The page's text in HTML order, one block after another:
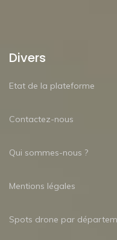
Divers
Etat de la plateforme
Contactez-nous
Qui sommes-nous ?
Mentions légales
Spots drone par